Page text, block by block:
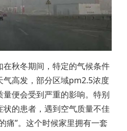
秋冬期间，特定的气候条件
气高发，部分区域pm2.5浓度
便会受到严重的影响。特别
的患者，遇到空气质量不佳
痛”。这个时候家里拥有一套